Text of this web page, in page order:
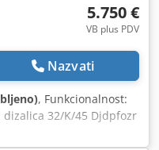
5.750 €
VB plus PDV
Nazvati
, Funkcionalnost:
dizalica 32/K/45 Djdpfozr
dosegom od 30 m